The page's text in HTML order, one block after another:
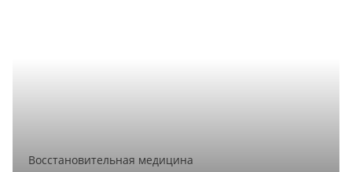
Восстановительная медицина